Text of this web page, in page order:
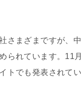
さまざまですが、
られています。11
トでも発表されてい